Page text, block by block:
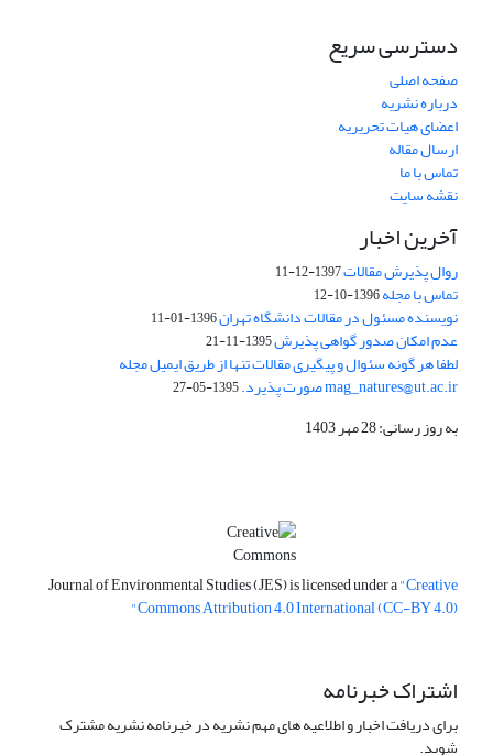
دسترسی سریع
صفحه اصلی
درباره نشریه
اعضای هیات تحریریه
ارسال مقاله
تماس با ما
نقشه سایت
آخرین اخبار
روال پذیرش مقالات1397-12-11
تماس با مجله1396-10-12
نویسنده مسئول در مقالات دانشگاه تهران1396-01-11
عدم امکان صدور گواهی پذیرش1395-11-21
لطفا هر گونه سئوال و پیگیری مقالات تنها از طریق ایمیل مجله
mag_natures@ut.ac.ir صورت پذیرد. 1395-05-27
به روز رسانی: 28 مهر 1403
Journal of Environmental Studies (JES) is licensed under a"Creative
Commons Attribution 4.0 International (CC-BY 4.0)"
اشتراک خبرنامه
برای دریافت اخبار و اطلاعیه های مهم نشریه در خبرنامه نشریه مشترک
شوید.